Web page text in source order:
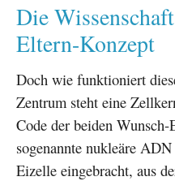
Die
Eltern-Konzept
Doch wie funktioniert
Zentrum steht eine
Code der beiden Wunsch-
sogenannte nukleäre
Eizelle eingebracht, aus